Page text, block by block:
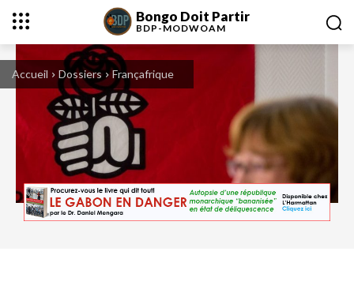
Bongo Doit Partir
BDP-MODWOAM
Accueil Dossiers Françafrique